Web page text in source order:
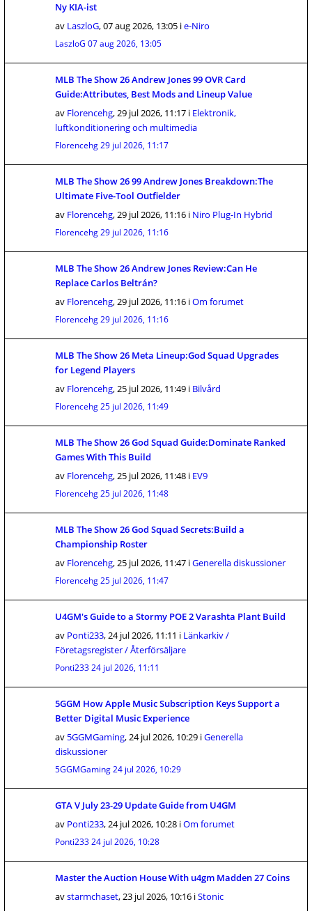
Ny KIA-ist
av LaszloG,07 aug 2026, 13:05 ie-Niro
LaszloG 07 aug 2026, 13:05
MLB The Show 26 Andrew Jones 99 OVR Card
Guide:Attributes, Best Mods and Lineup Value
av Florencehg,29 jul 2026, 11:17 i Elektronik,
luftkonditionering och multimedia
Florencehg29 jul 2026, 11:17
MLB The Show 26 99 Andrew Jones Breakdown:The
Ultimate Five-Tool Outfielder
av Florencehg,29 jul 2026, 11:16 i Niro Plug-In Hybrid
Florencehg29 jul 2026, 11:16
MLB The Show 26 Andrew Jones Review:Can He
Replace Carlos Beltrán?
av Florencehg,29 jul 2026, 11:16 iOm forumet
Florencehg29 jul 2026, 11:16
MLB The Show 26 Meta Lineup:God Squad Upgrades
for Legend Players
av Florencehg,25 jul 2026, 11:49 i Bilvård
Florencehg25 jul 2026, 11:49
MLB The Show 26 God Squad Guide:Dominate Ranked
Games With This Build
av Florencehg,25 jul 2026, 11:48 i EV9
Florencehg25 jul 2026, 11:48
MLB The Show 26 God Squad Secrets:Build a
Championship Roster
av Florencehg,25 jul 2026, 11:47 iGenerella diskussioner
Florencehg25 jul 2026, 11:47
U4GM's Guide to a Stormy POE 2 Varashta Plant Build
av Ponti233,24 jul 2026, 11:11 i Länkarkiv /
Företagsregister / Återförsäljare
Ponti23324 jul 2026, 11:11
5GGM How Apple Music Subscription Keys Support a
Better Digital Music Experience
av 5GGMGaming,24 jul 2026, 10:29 iGenerella
diskussioner
5GGMGaming24 jul 2026, 10:29
GTA V July 23-29 Update Guide from U4GM
av Ponti233,24 jul 2026, 10:28 iOm forumet
Ponti23324 jul 2026, 10:28
Master the Auction House With u4gm Madden 27 Coins
avstarmchaset,23 jul 2026, 10:16 iStonic